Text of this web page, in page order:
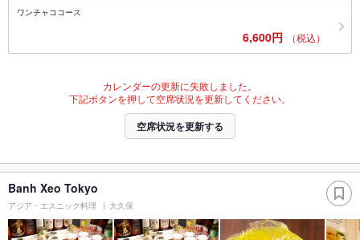
ワンチャココース
6,600円 （税込）
カレンダーの更新に失敗しました。
下記ボタンを押して空席状況を更新してください。
空席状況を更新する
Banh Xeo Tokyo
アジア・エスニック料理 大久保